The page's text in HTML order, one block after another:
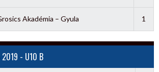
Akadémia – Gyula 1
2019 - U10 B